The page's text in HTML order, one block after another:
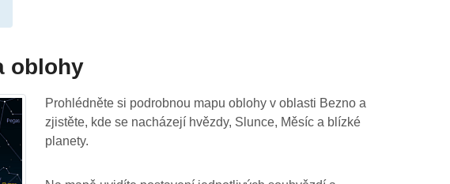
oblohy
Prohlédněte si podrobnou mapu oblohy v oblasti Bezno a
zjistěte, kde se nacházejí hvězdy, Slunce, Měsíc a blízké
planety.